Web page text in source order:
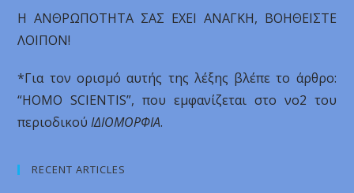
Η ΑΝΘΡΩΠΟΤΗΤΑ ΣΑΣ ΕΧΕΙ ΑΝΑΓΚΗ, ΒΟΗΘΕΙΣΤΕ
ΛΟΙΠΟΝ!
*Για τον ορισμό αυτής της λέξης βλέπε το άρθρο:
“ΗΟΜΟ SCIENTIS”, που εμφανίζεται στο νο2 του
περιοδικούΙΔΙΟΜΟΡΦΙΑ.
RECENT ARTICLES